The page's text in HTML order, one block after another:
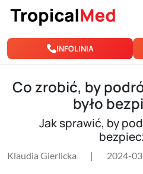
Przejdź do treści
INFOLINIA
Co zrobić, by
było
Jak sprawić, by
Klaudia Gierlicka | 2024-